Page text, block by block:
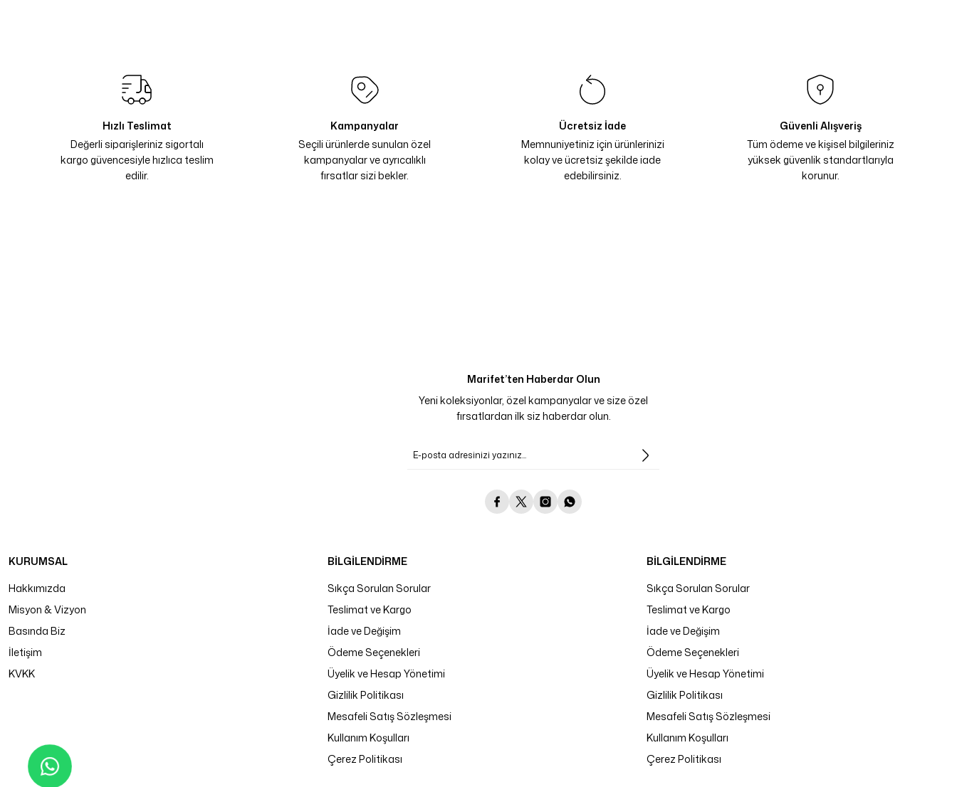
Hızlı Teslimat
Değerli siparişleriniz sigortalı
kargo güvencesiyle hızlıca teslim
edilir.
Kampanyalar
Seçili ürünlerde sunulan özel
kampanyalar ve ayrıcalıklı
fırsatlar sizi bekler.
Ücretsiz İade
Memnuniyetiniz için ürünlerinizi
kolay ve ücretsiz şekilde iade
edebilirsiniz.
Güvenli Alışveriş
Tüm ödeme ve kişisel bilgileriniz
yüksek güvenlik standartlarıyla
korunur.
Marifet’ten Haberdar Olun
Yeni koleksiyonlar, özel kampanyalar ve size özel
fırsatlardan ilk siz haberdar olun.
KURUMSAL
Hakkımızda
Misyon & Vizyon
Basında Biz
İletişim
KVKK
BİLGİLENDİRME
Sıkça Sorulan Sorular
Teslimat ve Kargo
İade ve Değişim
Ödeme Seçenekleri
Üyelik ve Hesap Yönetimi
Gizlilik Politikası
Mesafeli Satış Sözleşmesi
Kullanım Koşulları
Çerez Politikası
BİLGİLENDİRME
Sıkça Sorulan Sorular
Teslimat ve Kargo
İade ve Değişim
Ödeme Seçenekleri
Üyelik ve Hesap Yönetimi
Gizlilik Politikası
Mesafeli Satış Sözleşmesi
Kullanım Koşulları
Çerez Politikası